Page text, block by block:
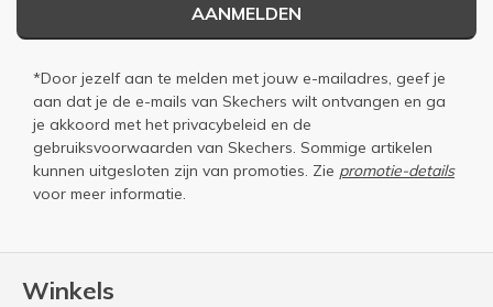
Winkels
AANMELDEN
*Door jezelf aan te melden met jouw e-mailadres, geef je
aan dat je de e-mails van Skechers wilt ontvangen en ga
je akkoord met het privacybeleid en de
gebruiksvoorwaarden van Skechers. Sommige artikelen
kunnen uitgesloten zijn van promoties. Zie promotie-details
voor meer informatie.